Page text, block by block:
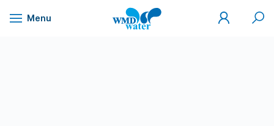
Naar
Menu
WMD
Drinkwater
Mijn
WMD
Zoek